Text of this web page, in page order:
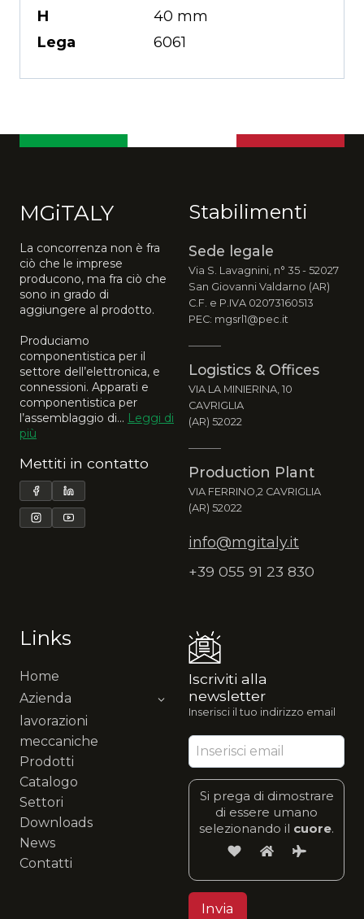
H
40 mm
Lega
6061
MGiTALY
La concorrenza non è fra
ciò che le imprese
producono, ma fra ciò che
sono in grado di
aggiungere al prodotto.
Produciamo
componentistica per il
settore dell’elettronica, e
connessioni. Apparati e
componentistica per
l’assemblaggio di... Leggi di
più
Mettiti in contatto
Stabilimenti
Sede legale
Via S. Lavagnini, n° 35 - 52027
San Giovanni Valdarno (AR)
C.F. e P.IVA 02073160513
PEC: mgsrl1@pec.it
Logistics & Offices
VIA LA MINIERINA, 10
CAVRIGLIA
(AR) 52022
Production Plant
VIA FERRINO,2 CAVRIGLIA
(AR) 52022
info@mgitaly.it
+39 055 91 23 830
Links
Home
Azienda
lavorazioni
meccaniche
Prodotti
Catalogo
Settori
Downloads
News
Contatti
Iscriviti alla
newsletter
Inserisci il tuo indirizzo email
Si prega di dimostrare
di essere umano
selezionando il cuore.